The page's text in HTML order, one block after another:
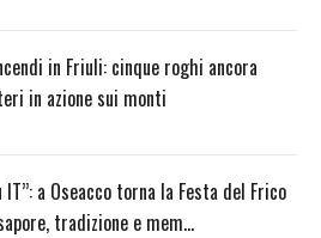
in Friuli: cinque roghi ancora
in azione sui monti
IT”: a Oseacco torna la Festa del Frico
tradizione e mem…